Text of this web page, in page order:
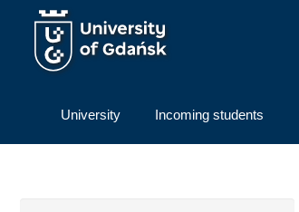
Skip to main content
University Incoming students